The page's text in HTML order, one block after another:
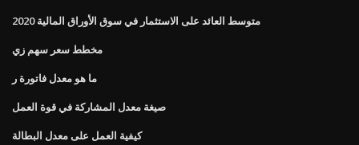
متوسط ​​العائد على الاستثمار في سوق الأوراق المالية 2020
مخطط سعر سهم زي
ما هو معدل فاتورة ر
صيغة معدل المشاركة في قوة العمل
كيفية العمل على معدل البطالة